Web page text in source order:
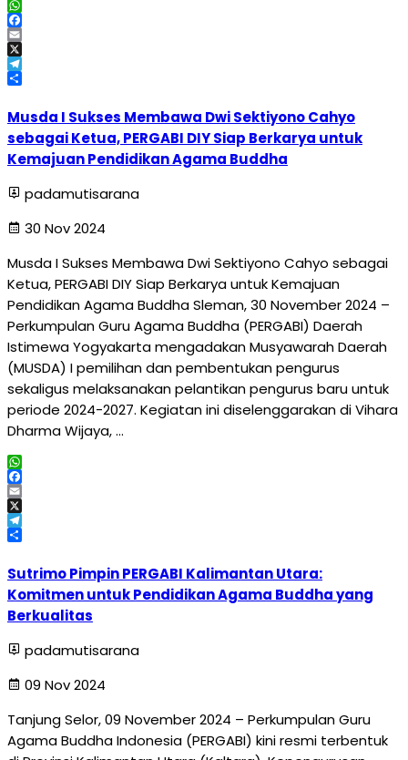
WhatsApp
Facebook
Email
X
Telegram
Musda I Sukses Membawa Dwi Sektiyono Cahyo
sebagai Ketua, PERGABI DIY Siap Berkarya untuk
Kemajuan Pendidikan Agama Buddha
padamutisarana
30 Nov 2024
Musda I Sukses Membawa Dwi Sektiyono Cahyo sebagai
Ketua, PERGABI DIY Siap Berkarya untuk Kemajuan
Pendidikan Agama Buddha Sleman, 30 November 2024 –
Perkumpulan Guru Agama Buddha (PERGABI) Daerah
Istimewa Yogyakarta mengadakan Musyawarah Daerah
(MUSDA) I pemilihan dan pembentukan pengurus
sekaligus melaksanakan pelantikan pengurus baru untuk
periode 2024-2027. Kegiatan ini diselenggarakan di Vihara
Dharma Wijaya, …
WhatsApp
Facebook
Email
X
Telegram
Sutrimo Pimpin PERGABI Kalimantan Utara:
Komitmen untuk Pendidikan Agama Buddha yang
Berkualitas
padamutisarana
09 Nov 2024
Tanjung Selor, 09 November 2024 – Perkumpulan Guru
Agama Buddha Indonesia (PERGABI) kini resmi terbentuk